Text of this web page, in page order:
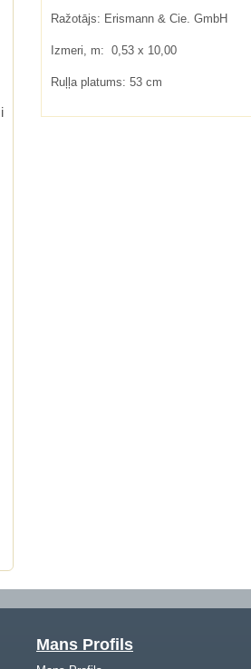
Ražotājs: Erismann & Cie. GmbH
Izmeri, m: 0,53 x 10,00
Ruļļa platums: 53 cm
Mans Profils